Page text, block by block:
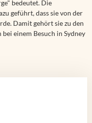
bedeutet. Die
geführt, dass sie von der
Damit gehört sie zu den
einem Besuch in Sydney